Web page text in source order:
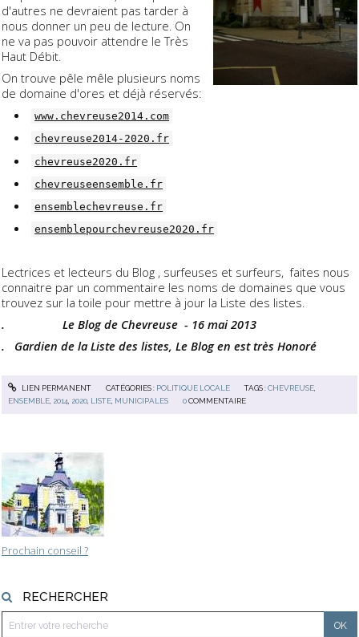
Prochain conseil ?
RECHERCHER
d'autres ne devraient pas tarder à
nous donner un peu de lecture. On
ne va pas pouvoir attendre le Très
Haut Débit.
On trouve pêle mêle plusieurs noms
de domaine d'ores et déjà réservés:
www.chevreuse2014.com
chevreuse2014-2020.fr
chevreuse2020.fr
chevreuseensemble.fr
ensemblechevreuse.fr
ensemblepourchevreuse2020.fr
Lectrices et lecteurs du Blog , surfeuses et surfeurs, faites nous
connaitre par un commentaire les noms de domaines que vous
trouvez sur la toile pour mettre à jour la Liste des listes.
. Le Blog de Chevreuse - 16 mai 2013
. Gardien de la Liste des listes, Le Blog en est très Honoré
LIEN PERMANENT CATÉGORIES : POLITIQUE LOCALE TAGS :CHEVREUSE
ENSEMBLE 2014 2020 LISTE MUNICIPALES 0 COMMENTAIRE